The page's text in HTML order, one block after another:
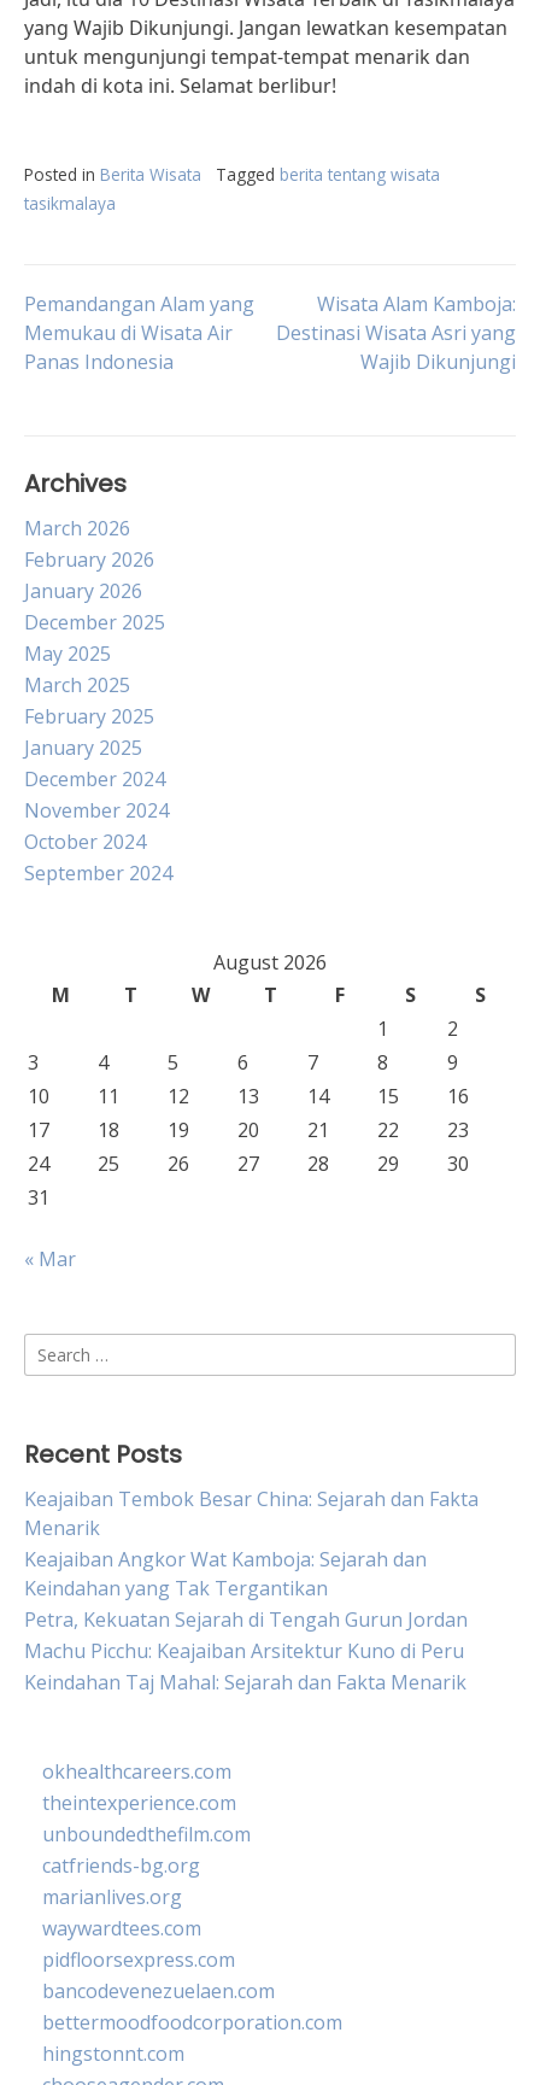
yang Wajib Dikunjungi. Jangan lewatkan kesempatan
untuk mengunjungi tempat-tempat menarik dan
indah di kota ini. Selamat berlibur!
Posted in Berita Wisata Tagged berita tentang wisata
tasikmalaya
Post
navigation
Pemandangan Alam yang
Memukau di Wisata Air
Panas Indonesia
Wisata Alam Kamboja:
Destinasi Wisata Asri yang
Wajib Dikunjungi
Archives
March 2026
February 2026
January 2026
December 2025
May 2025
March 2025
February 2025
January 2025
December 2024
November 2024
October 2024
September 2024
August 2026
M
T W T F S
S
1
2
3
4 5 6 7 8
9
10
11 12 13 14 15
16
17
18 19 20 21 22
23
24
25 26 27 28 29
30
31
« Mar
Search
for:
Recent Posts
Keajaiban Tembok Besar China: Sejarah dan Fakta
Menarik
Keajaiban Angkor Wat Kamboja: Sejarah dan
Keindahan yang Tak Tergantikan
Petra, Kekuatan Sejarah di Tengah Gurun Jordan
Machu Picchu: Keajaiban Arsitektur Kuno di Peru
Keindahan Taj Mahal: Sejarah dan Fakta Menarik
okhealthcareers.com
theintexperience.com
unboundedthefilm.com
catfriends-bg.org
marianlives.org
waywardtees.com
pidfloorsexpress.com
bancodevenezuelaen.com
bettermoodfoodcorporation.com
hingstonnt.com